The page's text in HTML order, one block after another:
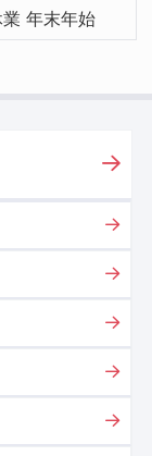
年末年始